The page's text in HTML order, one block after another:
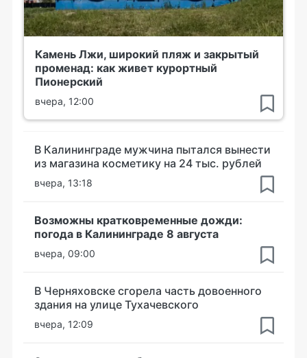
Камень Лжи, широкий пляж и закрытый
променад: как живет курортный
Пионерский
вчера, 12:00
В Калининграде мужчина пытался вынести
из магазина косметику на 24 тыс. рублей
вчера, 13:18
Возможны кратковременные дожди:
погода в Калининграде 8 августа
вчера, 09:00
В Черняховске сгорела часть довоенного
здания на улице Тухачевского
вчера, 12:09